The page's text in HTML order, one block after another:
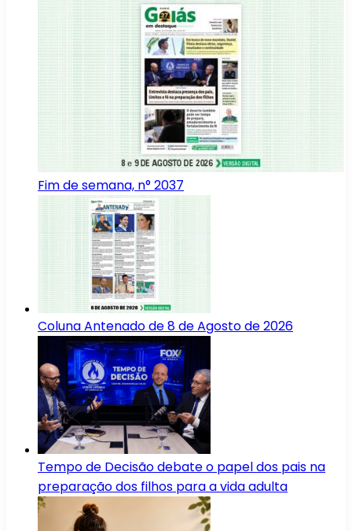
Fim de semana, n° 2037
Coluna Antenado de 8 de Agosto de 2026
Tempo de Decisão debate o papel dos pais na
preparação dos filhos para a vida adulta